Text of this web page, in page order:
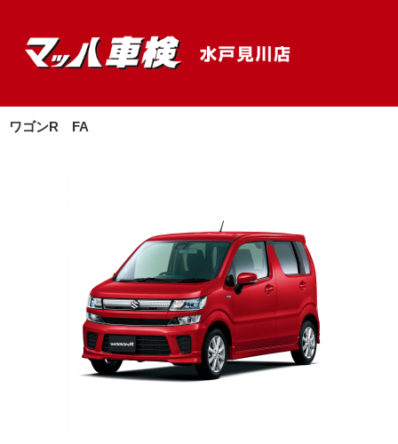
ワゴンR FA